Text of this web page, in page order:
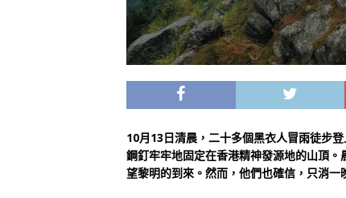
10月13日清晨，二十多個黑衣人冒雨徒步
鋼釘牢牢地固定在香港精神發源地的山頂
望黎明的到來。然而，他們也確信，只消